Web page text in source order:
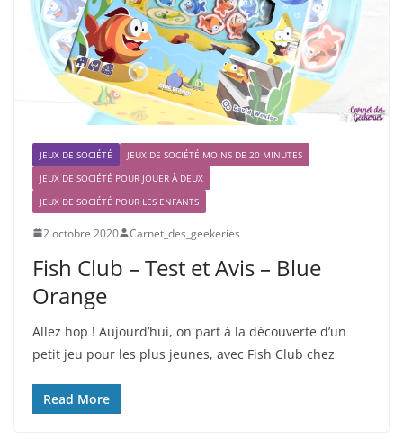
JEUX DE SOCIÉTÉ
JEUX DE SOCIÉTÉ MOINS DE 20 MINUTES
JEUX DE SOCIÉTÉ POUR JOUER À DEUX
JEUX DE SOCIÉTÉ POUR LES ENFANTS
2 octobre 2020 Carnet_des_geekeries
Fish Club – Test et Avis – Blue
Orange
Allez hop ! Aujourd’hui, on part à la découverte d’un
petit jeu pour les plus jeunes, avec Fish Club chez
Read More